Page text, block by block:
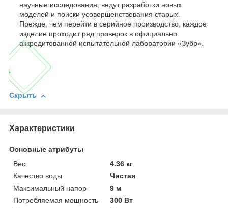
научные исследования, ведут разработки новых
моделей и поиски усовершенствования старых.
Прежде, чем перейти в серийное производство, каждое
изделие проходит ряд проверок в официально
аккредитованной испытательной лаборатории «Зубр».
Скрыть
Характеристики
Основные атрибуты
Вес
4.36 кг
Качество воды
Чистая
Максимальный напор
9 м
Потребляемая мощность
300 Вт